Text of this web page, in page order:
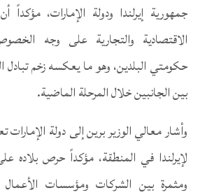
جمهورية إيرلندا ودولة الإمارات،
الاقتصادية والتجارية على وجه
حكومتي البلدين، وهو ما يعكسه زخم تبادل
بين الجانبين خلال المرحلة الماضية.
وأشار معالي الوزير برين إلى دولة الإمارات
لإيرلندا في المنطقة، مؤكداً حرص بلاده
ومثمرة بين الشركات ومؤسسات